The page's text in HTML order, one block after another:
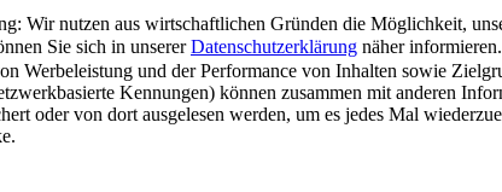
Wir nutzen aus wirtschaftlichen Gründen die Möglichkeit,
Sie sich in unsererDatenschutzerklärung näher informieren.
Werbeleistung und der Performance von Inhalten sowie
Kennungen) können zusammen mit anderen
oder von dort ausgelesen werden, um es jedes Mal